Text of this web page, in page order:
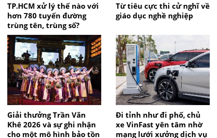
TP.HCM xử lý thế nào với
hơn 780 tuyến đường
trùng tên, trùng số?
Từ tiêu cực thi cử nghĩ về
giáo dục nghề nghiệp
Giải thưởng Trần Văn
Khê 2026 và sự ghi nhận
cho một mô hình bảo tồn
Đi tỉnh như đi phố, chủ
xe VinFast yên tâm nhờ
mạng lưới xưởng dịch vụ